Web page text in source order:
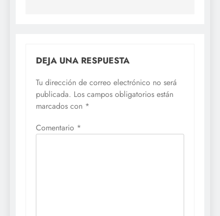
DEJA UNA RESPUESTA
Tu dirección de correo electrónico no será
publicada. Los campos obligatorios están
marcados con *
Comentario *